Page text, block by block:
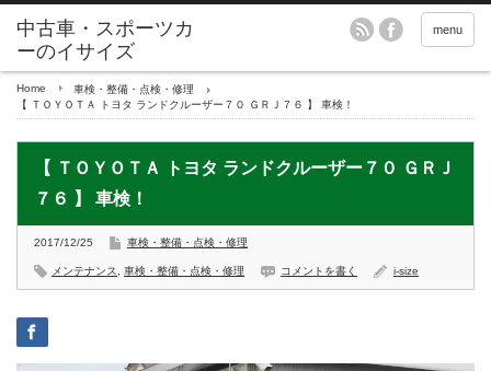
menu
Home
車検・整備・点検・修理
【 ＴＯＹＯＴＡ トヨタ ランドクルーザー７０ ＧＲＪ７６ 】 車検！
【 ＴＯＹＯＴＡ トヨタ ランドクルーザー７０ ＧＲＪ
７６ 】 車検！
2017/12/25 車検・整備・点検・修理
メンテナンス 車検・整備・点検・修理 コメントを書く i-size